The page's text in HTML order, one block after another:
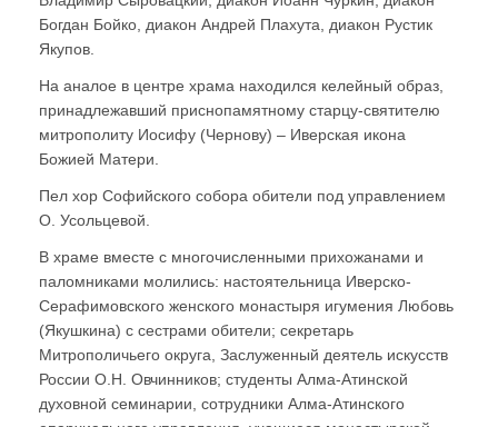
Богдан Бойко, диакон Андрей Плахута, диакон Рустик
Якупов.
На аналое в центре храма находился келейный образ,
принадлежавший приснопамятному старцу-святителю
митрополиту Иосифу (Чернову) – Иверская икона
Божией Матери.
Пел хор Софийского собора обители под управлением
О. Усольцевой.
В храме вместе с многочисленными прихожанами и
паломниками молились: настоятельница Иверско-
Серафимовского женского монастыря игумения Любовь
(Якушкина) с сестрами обители; секретарь
Митрополичьего округа, Заслуженный деятель искусств
России О.Н. Овчинников; студенты Алма-Атинской
духовной семинарии, сотрудники Алма-Атинского